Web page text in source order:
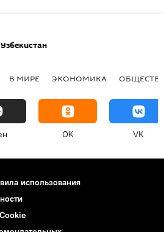
Узбекистан
В МИРЕ ЭКОНОМИКА
OK VK
использования